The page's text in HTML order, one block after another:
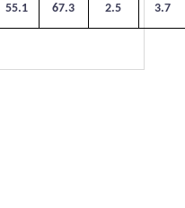
55.1 67.3 2.5 3.7